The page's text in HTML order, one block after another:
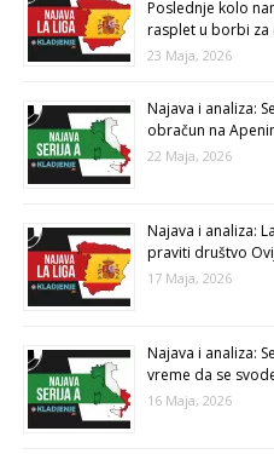
Poslednje kolo
rasplet u borbi za
23 Maja, 2026
Najava i analiza:
obračun na
22 Maja, 2026
Najava i analiza:
praviti društvo
17 Maja, 2026
Najava i analiza:
vreme da se
16 Maja, 2026